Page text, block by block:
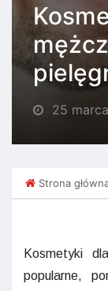
25
Strona
Kosmetyki
popularne,